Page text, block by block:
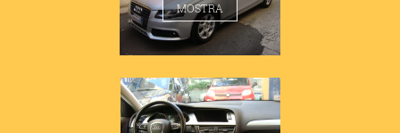
MOSTRA
AUDI A4 1.8 BERLINA